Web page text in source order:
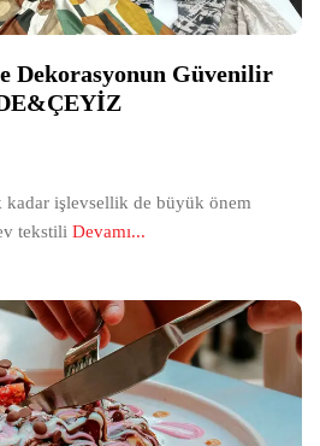
Dekorasyonun Güvenilir
kadar işlevsellik de büyük önem
tekstili Devamı...